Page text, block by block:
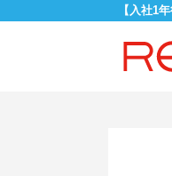
【入社1